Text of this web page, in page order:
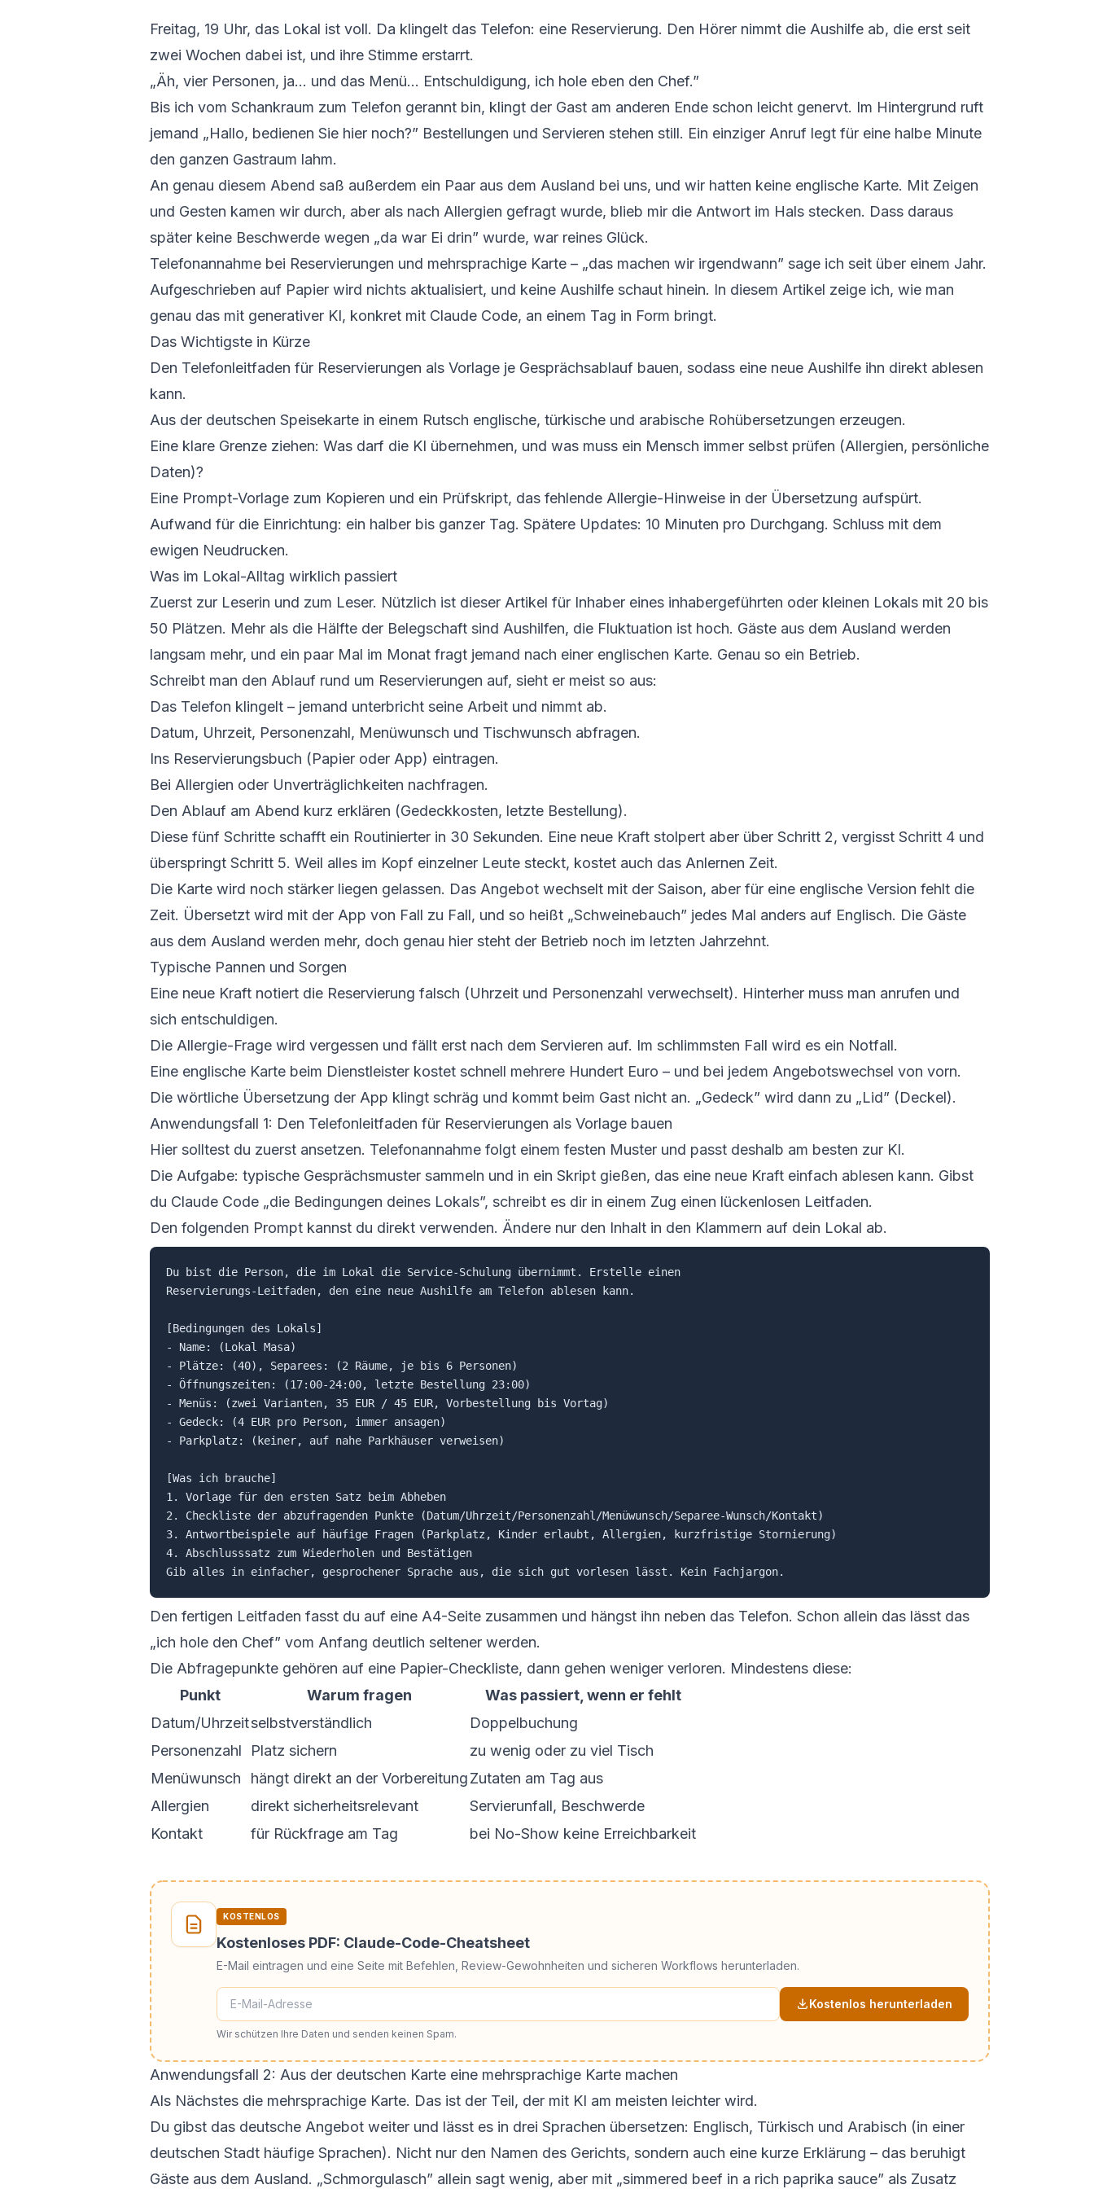
Freitag, 19 Uhr, das Lokal ist voll. Da klingelt das Telefon: eine Reservierung. Den Hörer nimmt die Aushilfe ab, die erst seit
zwei Wochen dabei ist, und ihre Stimme erstarrt.
„Äh, vier Personen, ja… und das Menü… Entschuldigung, ich hole eben den Chef.”
Bis ich vom Schankraum zum Telefon gerannt bin, klingt der Gast am anderen Ende schon leicht genervt. Im Hintergrund ruft
jemand „Hallo, bedienen Sie hier noch?” Bestellungen und Servieren stehen still. Ein einziger Anruf legt für eine halbe Minute
den ganzen Gastraum lahm.
An genau diesem Abend saß außerdem ein Paar aus dem Ausland bei uns, und wir hatten keine englische Karte. Mit Zeigen
und Gesten kamen wir durch, aber als nach Allergien gefragt wurde, blieb mir die Antwort im Hals stecken. Dass daraus
später keine Beschwerde wegen „da war Ei drin” wurde, war reines Glück.
Telefonannahme bei Reservierungen und mehrsprachige Karte – „das machen wir irgendwann” sage ich seit über einem Jahr.
Aufgeschrieben auf Papier wird nichts aktualisiert, und keine Aushilfe schaut hinein. In diesem Artikel zeige ich, wie man
genau das mit generativer KI, konkret mit Claude Code, an einem Tag in Form bringt.
Das Wichtigste in Kürze
Den Telefonleitfaden für Reservierungen als Vorlage je Gesprächsablauf bauen, sodass eine neue Aushilfe ihn direkt ablesen
kann.
Aus der deutschen Speisekarte in einem Rutsch englische, türkische und arabische Rohübersetzungen erzeugen.
Eine klare Grenze ziehen: Was darf die KI übernehmen, und was muss ein Mensch immer selbst prüfen (Allergien, persönliche
Daten)?
Eine Prompt-Vorlage zum Kopieren und ein Prüfskript, das fehlende Allergie-Hinweise in der Übersetzung aufspürt.
Aufwand für die Einrichtung: ein halber bis ganzer Tag. Spätere Updates: 10 Minuten pro Durchgang. Schluss mit dem
ewigen Neudrucken.
Was im Lokal-Alltag wirklich passiert
Zuerst zur Leserin und zum Leser. Nützlich ist dieser Artikel für Inhaber eines inhabergeführten oder kleinen Lokals mit 20 bis
50 Plätzen. Mehr als die Hälfte der Belegschaft sind Aushilfen, die Fluktuation ist hoch. Gäste aus dem Ausland werden
langsam mehr, und ein paar Mal im Monat fragt jemand nach einer englischen Karte. Genau so ein Betrieb.
Schreibt man den Ablauf rund um Reservierungen auf, sieht er meist so aus:
Das Telefon klingelt – jemand unterbricht seine Arbeit und nimmt ab.
Datum, Uhrzeit, Personenzahl, Menüwunsch und Tischwunsch abfragen.
Ins Reservierungsbuch (Papier oder App) eintragen.
Bei Allergien oder Unverträglichkeiten nachfragen.
Den Ablauf am Abend kurz erklären (Gedeckkosten, letzte Bestellung).
Diese fünf Schritte schafft ein Routinierter in 30 Sekunden. Eine neue Kraft stolpert aber über Schritt 2, vergisst Schritt 4 und
überspringt Schritt 5. Weil alles im Kopf einzelner Leute steckt, kostet auch das Anlernen Zeit.
Die Karte wird noch stärker liegen gelassen. Das Angebot wechselt mit der Saison, aber für eine englische Version fehlt die
Zeit. Übersetzt wird mit der App von Fall zu Fall, und so heißt „Schweinebauch” jedes Mal anders auf Englisch. Die Gäste
aus dem Ausland werden mehr, doch genau hier steht der Betrieb noch im letzten Jahrzehnt.
Typische Pannen und Sorgen
Eine neue Kraft notiert die Reservierung falsch (Uhrzeit und Personenzahl verwechselt). Hinterher muss man anrufen und
sich entschuldigen.
Die Allergie-Frage wird vergessen und fällt erst nach dem Servieren auf. Im schlimmsten Fall wird es ein Notfall.
Eine englische Karte beim Dienstleister kostet schnell mehrere Hundert Euro – und bei jedem Angebotswechsel von vorn.
Die wörtliche Übersetzung der App klingt schräg und kommt beim Gast nicht an. „Gedeck” wird dann zu „Lid” (Deckel).
Anwendungsfall 1: Den Telefonleitfaden für Reservierungen als Vorlage bauen
Hier solltest du zuerst ansetzen. Telefonannahme folgt einem festen Muster und passt deshalb am besten zur KI.
Die Aufgabe: typische Gesprächsmuster sammeln und in ein Skript gießen, das eine neue Kraft einfach ablesen kann. Gibst
du Claude Code „die Bedingungen deines Lokals”, schreibt es dir in einem Zug einen lückenlosen Leitfaden.
Den folgenden Prompt kannst du direkt verwenden. Ändere nur den Inhalt in den Klammern auf dein Lokal ab.
Du bist die Person, die im Lokal die Service-Schulung übernimmt. Erstelle einen
Reservierungs-Leitfaden, den eine neue Aushilfe am Telefon ablesen kann.
[Bedingungen des Lokals]
- Name: (Lokal Masa)
- Plätze: (40), Separees: (2 Räume, je bis 6 Personen)
- Öffnungszeiten: (17:00-24:00, letzte Bestellung 23:00)
- Menüs: (zwei Varianten, 35 EUR / 45 EUR, Vorbestellung bis Vortag)
- Gedeck: (4 EUR pro Person, immer ansagen)
- Parkplatz: (keiner, auf nahe Parkhäuser verweisen)
[Was ich brauche]
1. Vorlage für den ersten Satz beim Abheben
2. Checkliste der abzufragenden Punkte (Datum/Uhrzeit/Personenzahl/Menüwunsch/Separee-Wunsch/Kontakt)
3. Antwortbeispiele auf häufige Fragen (Parkplatz, Kinder erlaubt, Allergien, kurzfristige Stornierung)
4. Abschlusssatz zum Wiederholen und Bestätigen
Den fertigen Leitfaden fasst du auf eine A4-Seite zusammen und hängst ihn neben das Telefon. Schon allein das lässt das
„ich hole den Chef” vom Anfang deutlich seltener werden.
Die Abfragepunkte gehören auf eine Papier-Checkliste, dann gehen weniger verloren. Mindestens diese:
Punkt
Warum fragen
Was passiert, wenn er fehlt
Datum/Uhrzeitselbstverständlich
Doppelbuchung
Personenzahl
Platz sichern
zu wenig oder zu viel Tisch
Menüwunsch
hängt direkt an der VorbereitungZutaten am Tag aus
Allergien
direkt sicherheitsrelevant
Servierunfall, Beschwerde
Kontakt
für Rückfrage am Tag bei No-Show keine Erreichbarkeit
KOSTENLOS
Kostenloses PDF: Claude-Code-Cheatsheet
E-Mail eintragen und eine Seite mit Befehlen, Review-Gewohnheiten und sicheren Workflows herunterladen.
Kostenlos herunterladen
Wir schützen Ihre Daten und senden keinen Spam.
Anwendungsfall 2: Aus der deutschen Karte eine mehrsprachige Karte machen
Als Nächstes die mehrsprachige Karte. Das ist der Teil, der mit KI am meisten leichter wird.
Du gibst das deutsche Angebot weiter und lässt es in drei Sprachen übersetzen: Englisch, Türkisch und Arabisch (in einer
deutschen Stadt häufige Sprachen). Nicht nur den Namen des Gerichts, sondern auch eine kurze Erklärung – das beruhigt
Gäste aus dem Ausland. „Schmorgulasch” allein sagt wenig, aber mit „simmered beef in a rich paprika sauce” als Zusatz